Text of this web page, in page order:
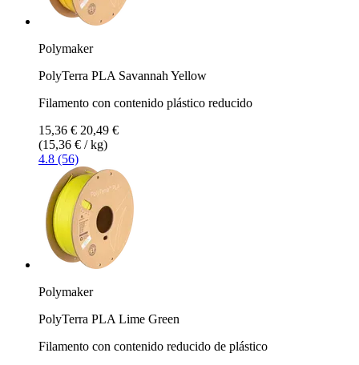
Polymaker
PolyTerra PLA Savannah Yellow
Filamento con contenido plástico reducido
15,36 € 20,49 €
(15,36 € / kg)
4.8 (56)
Polymaker
PolyTerra PLA Lime Green
Filamento con contenido reducido de plástico